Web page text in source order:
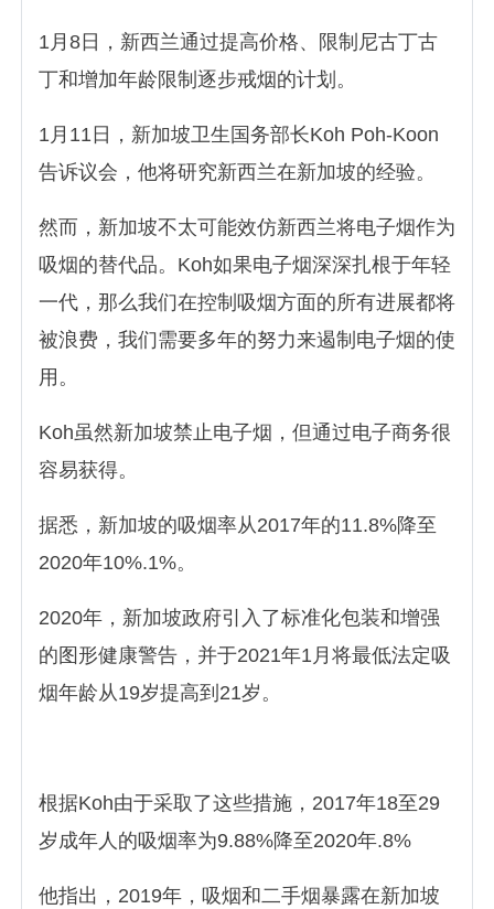
1月8日，新西兰通过提高价格、限制尼古丁古
丁和增加年龄限制逐步戒烟的计划。
1月11日，新加坡卫生国务部长Koh Poh-Koon
告诉议会，他将研究新西兰在新加坡的经验。
然而，新加坡不太可能效仿新西兰将电子烟作为
吸烟的替代品。Koh如果电子烟深深扎根于年轻
一代，那么我们在控制吸烟方面的所有进展都将
被浪费，我们需要多年的努力来遏制电子烟的使
用。
Koh虽然新加坡禁止电子烟，但通过电子商务很
容易获得。
据悉，新加坡的吸烟率从2017年的11.8%降至
2020年10%.1%。
2020年，新加坡政府引入了标准化包装和增强
的图形健康警告，并于2021年1月将最低法定吸
烟年龄从19岁提高到21岁。
根据Koh由于采取了这些措施，2017年18至29
岁成年人的吸烟率为9.88%降至2020年.8%
他指出，2019年，吸烟和二手烟暴露在新加坡